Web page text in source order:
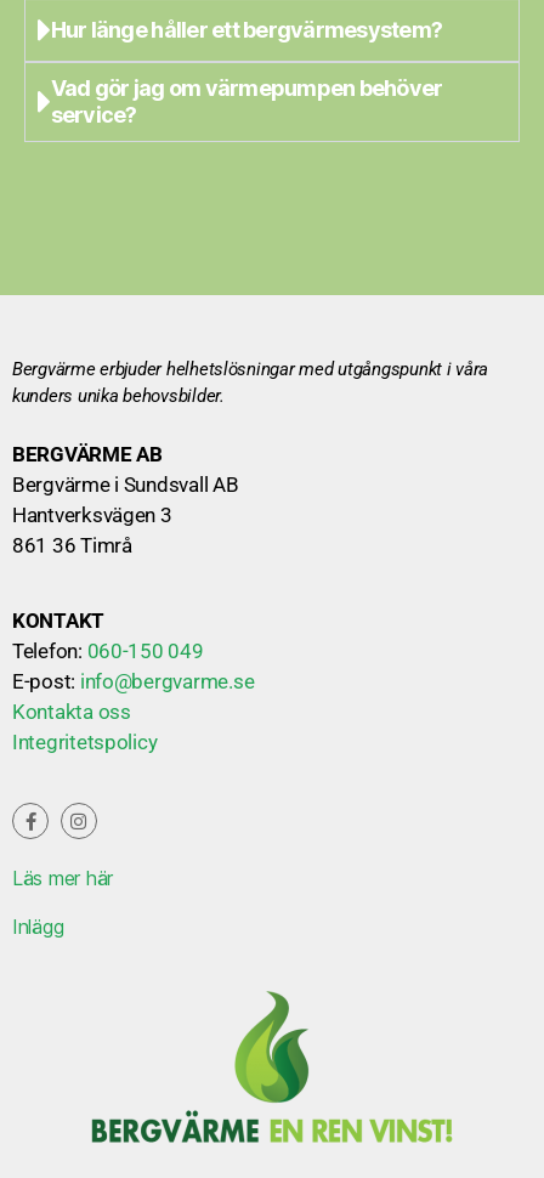
Hur länge håller ett bergvärmesystem?
Vad gör jag om värmepumpen behöver
service?
Bergvärme erbjuder helhetslösningar med utgångspunkt i våra
kunders unika behovsbilder.
BERGVÄRME AB
Bergvärme i Sundsvall AB
Hantverksvägen 3
861 36 Timrå
KONTAKT
Telefon: 060-150 049
E-post: info@bergvarme.se
Kontakta oss
Integritetspolicy
Läs mer här
Inlägg